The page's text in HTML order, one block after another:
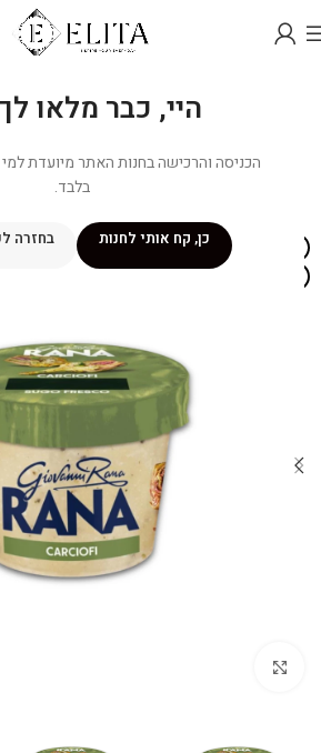
היי, כבר מלאו לך 18?
בלבד.
כן, קח אותי לחנות בחזרה